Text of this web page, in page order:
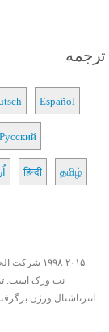
ترجمه
Español
Русский
हिन्दी தமிழ்
۱۹۹۸-